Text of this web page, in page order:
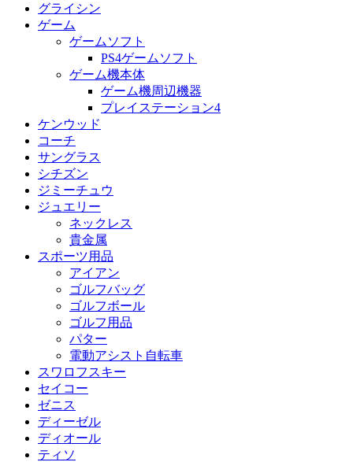
グライシン
ゲーム
ゲームソフト
PS4ゲームソフト
ゲーム機本体
ゲーム機周辺機器
プレイステーション4
ケンウッド
コーチ
サングラス
シチズン
ジミーチュウ
ジュエリー
ネックレス
貴金属
スポーツ用品
アイアン
ゴルフバッグ
ゴルフボール
ゴルフ用品
パター
電動アシスト自転車
スワロフスキー
セイコー
ゼニス
ディーゼル
ディオール
ティソ